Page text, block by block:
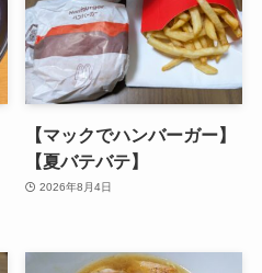
【マックでハンバーガー】
【夏バテバテ】
2026年8月4日